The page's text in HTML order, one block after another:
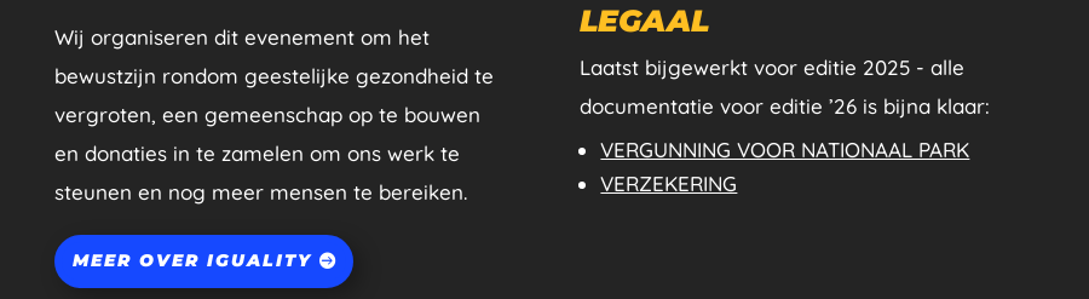
Wij organiseren dit evenement om het
bewustzijn rondom geestelijke gezondheid te
vergroten, een gemeenschap op te bouwen
en donaties in te zamelen om ons werk te
steunen en nog meer mensen te bereiken.
MEER OVER IGUALITY
LEGAAL
Laatst bijgewerkt voor editie 2025 - alle
documentatie voor editie ’26 is bijna klaar:
VERGUNNING VOOR NATIONAAL PARK
VERZEKERING